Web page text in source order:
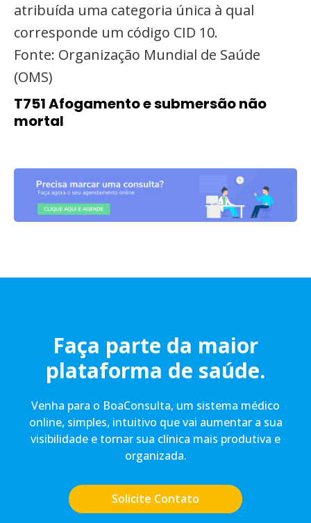
atribuída uma categoria única à qual
corresponde um código CID 10.
Fonte: Organização Mundial de Saúde
(OMS)
T751 Afogamento e submersão não
mortal
Faça parte da maior
plataforma de saúde.
Venha para o BoaConsulta, um sistema médico
online, simples, intuitivo que vai aumentar a sua
visibilidade e tornar sua clínica mais produtiva e
organizada.
Solicite Contato